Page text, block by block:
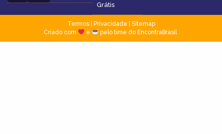
Grátis
Termos| Privacidade
Sitemap
Criado com
e pelo time do EncontraBrasil